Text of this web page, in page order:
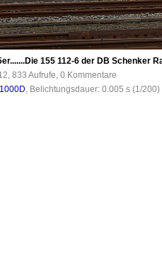
155 112-6 der DB Schenker
833 Aufrufe, 0 Kommentare
, Belichtungsdauer: 0.005 s (1/